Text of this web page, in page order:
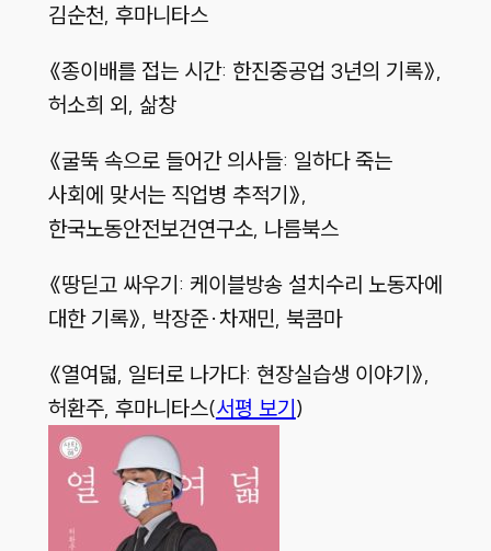
김순천, 후마니타스
《종이배를 접는 시간: 한진중공업 3년의 기록》,
허소희 외, 삶창
《굴뚝 속으로 들어간 의사들: 일하다 죽는
사회에 맞서는 직업병 추적기》,
한국노동안전보건연구소, 나름북스
《땅딛고 싸우기: 케이블방송 설치수리 노동자에
대한 기록》, 박장준·차재민, 북콤마
《열여덟, 일터로 나가다: 현장실습생 이야기》,
허환주, 후마니타스(서평 보기)